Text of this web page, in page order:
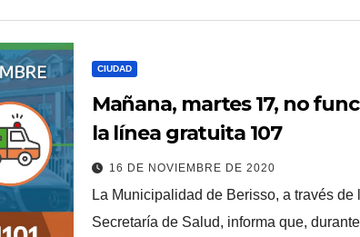
CIUDAD
Mañana, martes 17, no
la línea gratuita 107
16 DE NOVIEMBRE DE 2020
La Municipalidad de Berisso, a través de
Secretaría de Salud, informa que,